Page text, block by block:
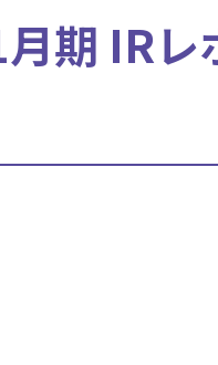
期 IRレ